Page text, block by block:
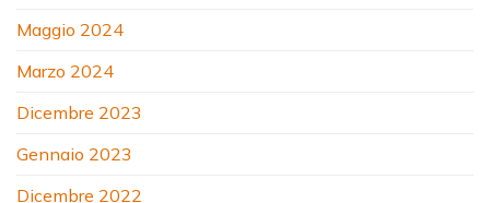
Maggio 2024
Marzo 2024
Dicembre 2023
Gennaio 2023
Dicembre 2022